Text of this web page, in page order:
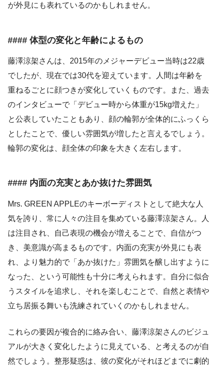
が外見にも表れているのかもしれません。
#### 体型の変化と年齢によるもの
藤澤涼架さんは、2015年のメジャーデビュー当時は22歳
でしたが、現在では30代を迎えています。人間は年齢を
重ねるごとに顔つきが変化していくものです。また、過去
のインタビューで「デビュー時から体重が15kg増えた」
と公表していたこともあり、顔の輪郭が全体的にふっくら
としたことで、優しい雰囲気が増したと言えるでしょう。
輪郭の変化は、顔全体の印象を大きく左右します。
#### 内面の充実とあか抜けた雰囲気
Mrs. GREEN APPLEのキーボーディストとして絶大な人
気を誇り、常に人々の注目を集めている藤澤涼架さん。人
は注目され、自己表現の機会が増えることで、自信がつ
き、美意識が高まるものです。内面の充実が外見にも表
れ、より魅力的で「あか抜けた」雰囲気を醸し出すように
なった、という可能性も十分に考えられます。自分に似合
うスタイルを追求し、それを楽しむことで、自然と表情や
立ち居振る舞いも洗練されていくのかもしれません。
これらの要因が複合的に絡み合い、藤澤涼架さんのビジュ
アルが大きく変化したように見えている、と考えるのが自
然でしょう。整形疑惑は、彼の変化がそれほどまでに劇的